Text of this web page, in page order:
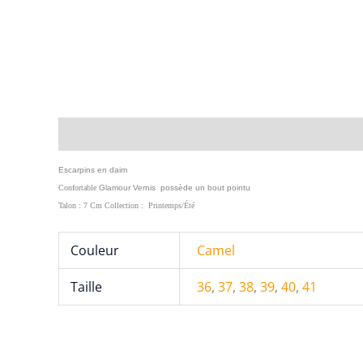
Escarpins en daim
Confortable Glamour Vernis possède un bout pointu
Talon : 7 Cm Collection : Printemps/Été
Couleur Camel
Taille 36,37,38,39,40,41